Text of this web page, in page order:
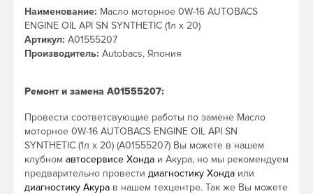
Наименование: Масло моторное 0W-16 AUTOBACS
ENGINE OIL API SN SYNTHETIC (1л х 20)
Артикул: A01555207
Производитель: Autobacs, Япония
Ремонт и замена A01555207:
Провести соответсвующие работы по замене Масло
моторное 0W-16 AUTOBACS ENGINE OIL API SN
SYNTHETIC (1л х 20) (A01555207) Вы можете в нашем
клубном автосервисе Хонда и Акура, но мы рекомендуем
предварительно провести диагностику Хонда или
диагностику Акура в нашем техцентре. Так же Вы можете